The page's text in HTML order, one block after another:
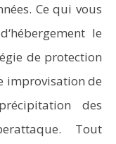
Ce qui vous
le
de protection
improvisation de
des
Tout